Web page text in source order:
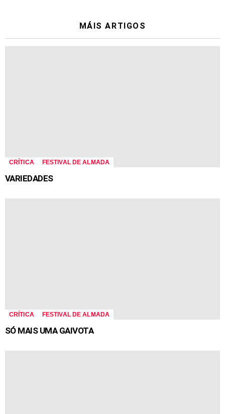
MÁIS ARTIGOS
CRÍTICA FESTIVAL DE ALMADA
VARIEDADES
CRÍTICA FESTIVAL DE ALMADA
SÓ MAIS UMA GAIVOTA